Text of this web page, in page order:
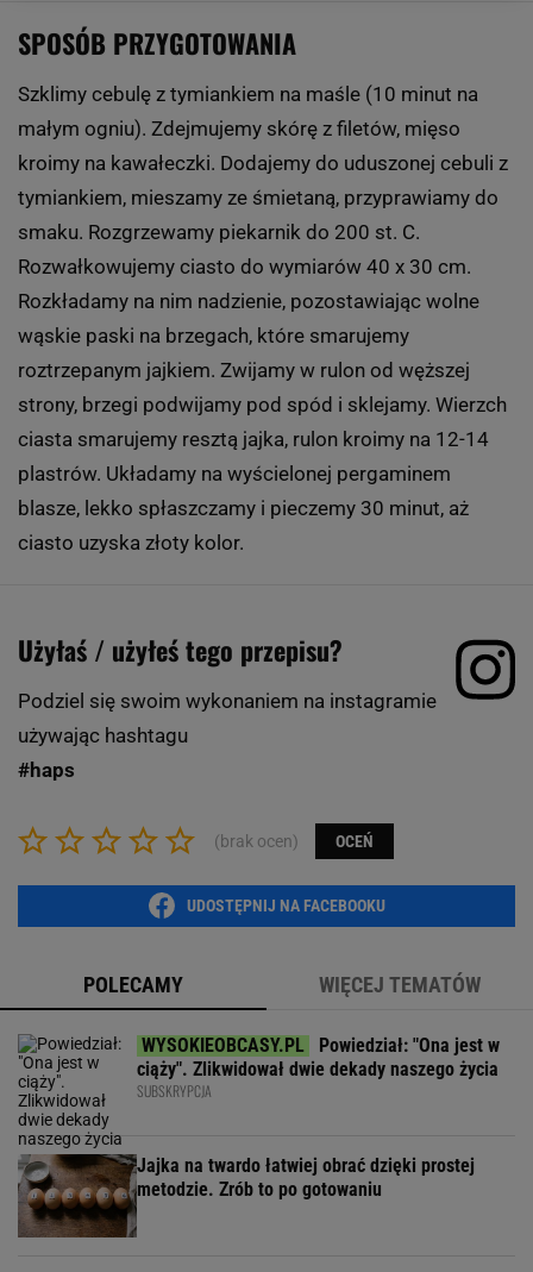
SPOSÓB PRZYGOTOWANIA
Szklimy cebulę z tymiankiem na maśle (10 minut na
małym ogniu). Zdejmujemy skórę z filetów, mięso
kroimy na kawałeczki. Dodajemy do uduszonej cebuli z
tymiankiem, mieszamy ze śmietaną, przyprawiamy do
smaku. Rozgrzewamy piekarnik do 200 st. C.
Rozwałkowujemy ciasto do wymiarów 40 x 30 cm.
Rozkładamy na nim nadzienie, pozostawiając wolne
wąskie paski na brzegach, które smarujemy
roztrzepanym jajkiem. Zwijamy w rulon od węższej
strony, brzegi podwijamy pod spód i sklejamy. Wierzch
ciasta smarujemy resztą jajka, rulon kroimy na 12-14
plastrów. Układamy na wyścielonej pergaminem
blasze, lekko spłaszczamy i pieczemy 30 minut, aż
ciasto uzyska złoty kolor.
Użyłaś / użyłeś tego przepisu?
Podziel się swoim wykonaniem na instagramie
używając hashtagu
#haps
(brak ocen) OCEŃ
UDOSTĘPNIJ NA FACEBOOKU
POLECAMY WIĘCEJ TEMATÓW
Powiedział: "Ona jest w
ciąży". Zlikwidował dwie dekady naszego życia
SUBSKRYPCJA
Jajka na twardo łatwiej obrać dzięki prostej
metodzie. Zrób to po gotowaniu